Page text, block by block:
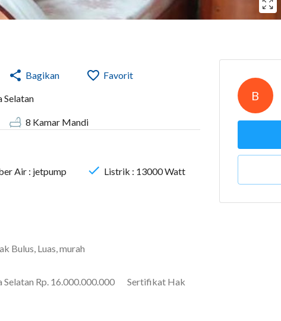
Bagikan Favorit
Selatan
8 Kamar Mandi
Air : jetpump
Listrik : 13000Watt
Bulus, Luas, murah
Selatan Rp. 16.000.000.000 Sertifikat Hak
B